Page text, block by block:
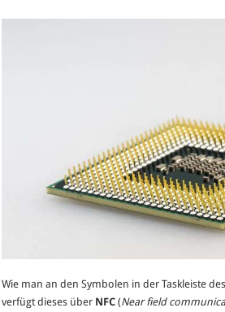
Wie man an den Symbolen in der Taskleiste
verfügt dieses über NFC (Near field